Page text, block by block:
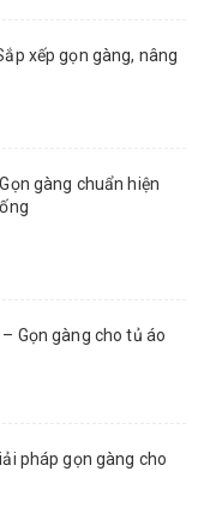
xếp gọn gàng, nâng
gàng chuẩn hiện
Gọn gàng cho tủ áo
pháp gọn gàng cho